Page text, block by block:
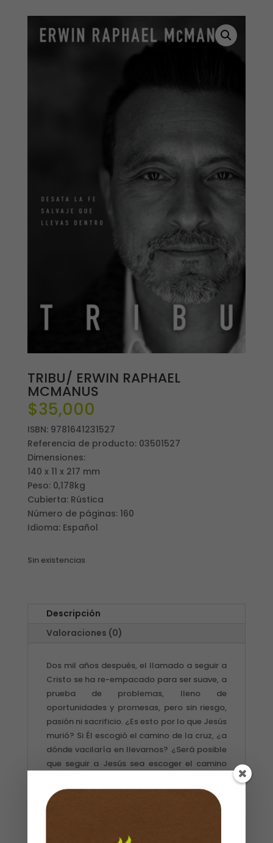
TRIBU/ ERWIN RAPHAEL
MCMANUS
$35,000
ISBN: 9781641231527
Referencia de producto: 03501527
Dimensiones:
140 x 11 x 217 mm
Peso: 0,178kg
Cubierta: Rústica
Número de páginas: 160
Idioma: Español
Sin existencias
Descripción
Valoraciones (0)
Dos mil años después, el llamado a seguir a
Cristo se ha re-empacado para ser suave, a
prueba de problemas, lleno de
oportunidades y promesas, pero sin riesgo,
pasión ni sacrificio. ¿Es esto por lo que Jesús
murió? Si Él escogió el camino de la cruz, ¿a
dónde vacilaría en llevarnos? ¿Será posible
que seguir a Jesús sea escoger el camino
prístino a una religión apropiada y segura.
Jesús atrae a sus seguidores a un camino
lleno de aventura, incertidumbre, y